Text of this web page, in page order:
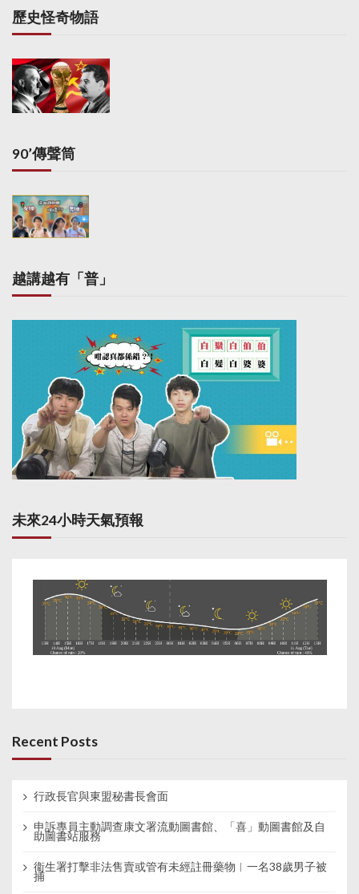
s
p
a
g
i
a
t
i
o
n
歷史怪奇物語
90’傳聲筒
越講越有「普」
未來24小時天氣預報
Recent Posts
行政長官與東盟秘書長會面
申訴專員主動調查康文署流動圖書館、「喜」動圖書館及自
助圖書站服務
衞生署打擊非法售賣或管有未經註冊藥物︱一名38歲男子被
捕